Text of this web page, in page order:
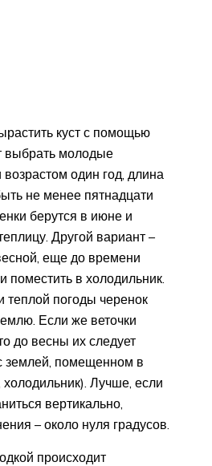
куст с помощью
выбрать молодые
один год, длина
не менее пятнадцати
берутся в июне и
Другой вариант –
еще до времени
поместить в холодильник.
теплой погоды черенок
Если же веточки
до весны их следует
землей, помещенном в
холодильник). Лучше, если
вертикально,
– около нуля градусов.
происходит